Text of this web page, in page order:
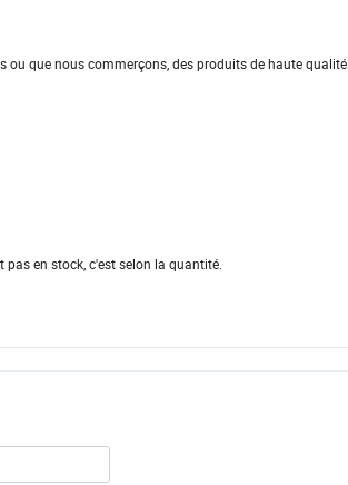
ou que nous commerçons, des produits de haute qualité
pas en stock, c'est selon la quantité.